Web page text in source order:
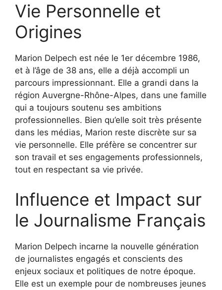
Vie Personnelle et
Origines
Marion Delpech est née le 1er décembre 1986,
et à l’âge de 38 ans, elle a déjà accompli un
parcours impressionnant. Elle a grandi dans la
région Auvergne-Rhône-Alpes, dans une famille
qui a toujours soutenu ses ambitions
professionnelles. Bien qu’elle soit très présente
dans les médias, Marion reste discrète sur sa
vie personnelle. Elle préfère se concentrer sur
son travail et ses engagements professionnels,
tout en respectant sa vie privée.
Influence et Impact sur
le Journalisme Français
Marion Delpech incarne la nouvelle génération
de journalistes engagés et conscients des
enjeux sociaux et politiques de notre époque.
Elle est un exemple pour de nombreuses jeunes